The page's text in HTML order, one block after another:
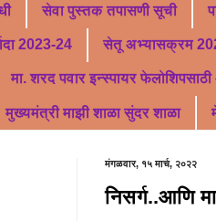
सेवा पुस्तक तपासणी सूची
2023-24 सेतू अभ्यासक्रम
मा. शरद पवार इन्स्पायर फेलोशिपसाठी
मुख्यमंत्री माझी शाळा सुंदर शाळा
मंगळवार, १५ मार्च, २०२२
निसर्ग..आणि